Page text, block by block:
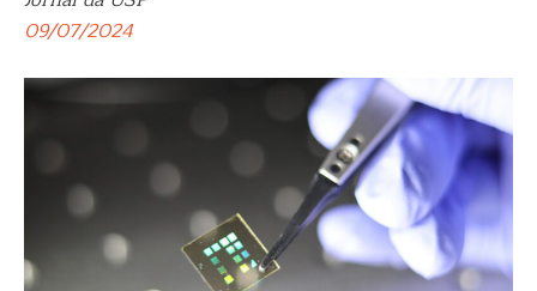
09/07/2024